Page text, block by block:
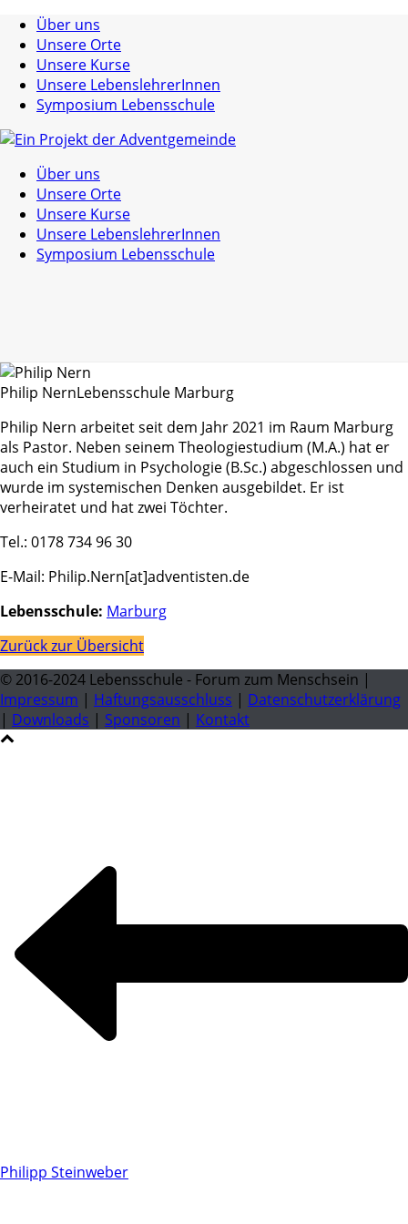
Über uns
Unsere Orte
Unsere Kurse
Unsere LebenslehrerInnen
Symposium Lebensschule
Über uns
Unsere Orte
Unsere Kurse
Unsere LebenslehrerInnen
Symposium Lebensschule
Philip NernLebensschule Marburg
Philip Nern arbeitet seit dem Jahr 2021 im Raum Marburg
als Pastor. Neben seinem Theologiestudium (M.A.) hat er
auch ein Studium in Psychologie (B.Sc.) abgeschlossen und
wurde im systemischen Denken ausgebildet. Er ist
verheiratet und hat zwei Töchter.
Tel.: 0178 734 96 30
E-Mail: Philip.Nern[at]adventisten.de
Lebensschule: Marburg
Zurück zur Übersicht
© 2016-2024 Lebensschule - Forum zum Menschsein |
Impressum | Haftungsausschluss | Datenschutzerklärung
| Downloads | Sponsoren | Kontakt
Philipp Steinweber